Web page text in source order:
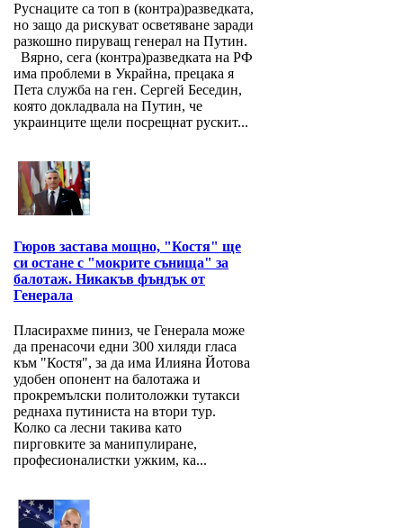
Руснаците са топ в (контра)разведката,
но защо да рискуват осветяване заради
разкошно пируващ генерал на Путин.
Вярно, сега (контра)разведката на РФ
има проблеми в Украйна, прецака я
Пета служба на ген. Сергей Беседин,
която докладвала на Путин, че
украинците щели посрещнат рускит...
Гюров застава мощно, "Костя" ще
си остане с "мокрите сънища" за
балотаж. Никакъв фъндък от
Генерала
Пласирахме пиниз, че Генерала може
да пренасочи едни 300 хиляди гласа
към "Костя", за да има Илияна Йотова
удобен опонент на балотажа и
прокремълски политоложки тутакси
реднаха путиниста на втори тур.
Колко са лесни такива като
пирговките за манипулиране,
професионалистки ужким, ка...